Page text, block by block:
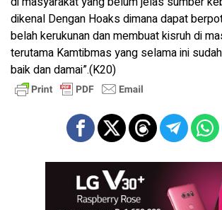
dikenal Dengan Hoaks dimana dapat
belah kerukunan dan membuat kisruh di
terutama Kamtibmas yang selama ini
baik dan damai”.(K20)